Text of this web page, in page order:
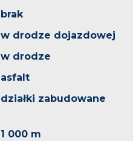
brak
w drodze dojazdowej
w drodze
asfalt
działki zabudowane
1 000 m